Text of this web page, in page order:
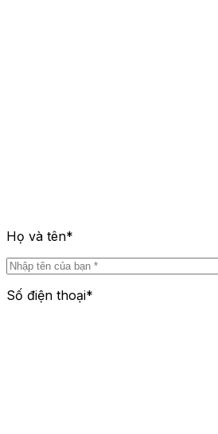
Họ và tên*
Số điện thoại*